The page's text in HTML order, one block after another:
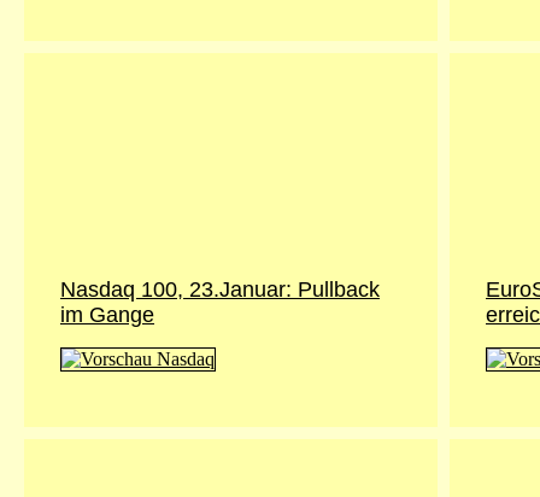
Nasdaq 100, 23.Januar: Pullback
im Gange